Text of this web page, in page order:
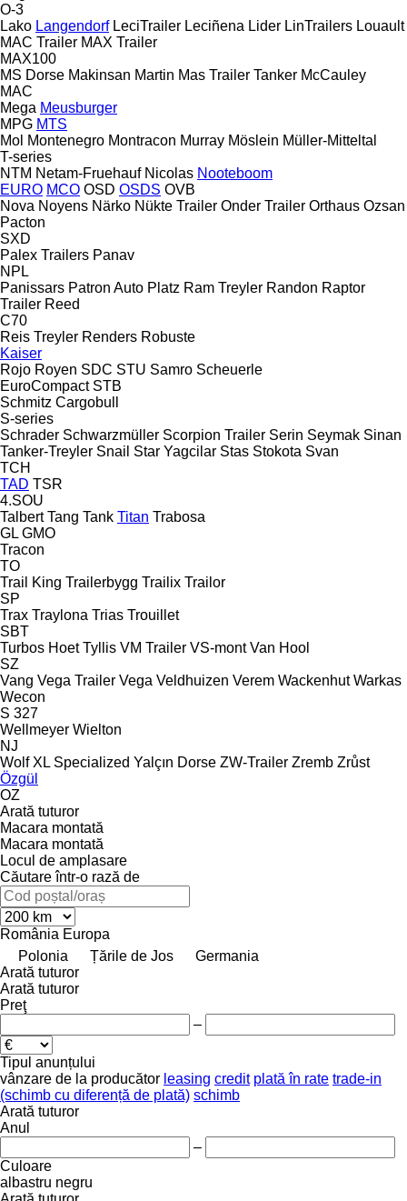
O-3
Lako Langendorf LeciTrailer Leciñena Lider LinTrailers Louault
MAC Trailer MAX Trailer
MAX100
MS Dorse Makinsan Martin Mas Trailer Tanker McCauley
MAC
Mega Meusburger
MPG MTS
Mol Montenegro Montracon Murray Möslein Müller-Mitteltal
T-series
NTM Netam-Fruehauf Nicolas Nooteboom
EURO MCO OSD OSDS OVB
Nova Noyens Närko Nükte Trailer Onder Trailer Orthaus Ozsan
Pacton
SXD
Palex Trailers Panav
NPL
Panissars Patron Auto Platz Ram Treyler Randon Raptor
Trailer Reed
C70
Reis Treyler Renders Robuste
Kaiser
Rojo Royen SDC STU Samro Scheuerle
EuroCompact STB
Schmitz Cargobull
S-series
Schrader Schwarzmüller Scorpion Trailer Serin Seymak Sinan
Tanker-Treyler Snail Star Yagcilar Stas Stokota Svan
TCH
TAD TSR
4.SOU
Talbert Tang Tank Titan Trabosa
GL GMO
Tracon
TO
Trail King Trailerbygg Trailix Trailor
SP
Trax Traylona Trias Trouillet
SBT
Turbos Hoet Tyllis VM Trailer VS-mont Van Hool
SZ
Vang Vega Trailer Vega Veldhuizen Verem Wackenhut Warkas
Wecon
S 327
Wellmeyer Wielton
NJ
Wolf XL Specialized Yalçın Dorse ZW-Trailer Zremb Zrůst
Özgül
OZ
Arată tuturor
Macara montată
Macara montată
Locul de amplasare
Căutare într-o rază de
România Europa
Polonia
Țările de Jos
Germania
Arată tuturor
Arată tuturor
Preţ
–
Tipul anunțului
vânzare de la producător leasing credit plată în rate trade-in
(schimb cu diferență de plată) schimb
Arată tuturor
Anul
–
Culoare
albastru negru